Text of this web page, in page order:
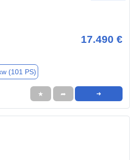
17.490 €
(101 PS)
★ ➦ ➜